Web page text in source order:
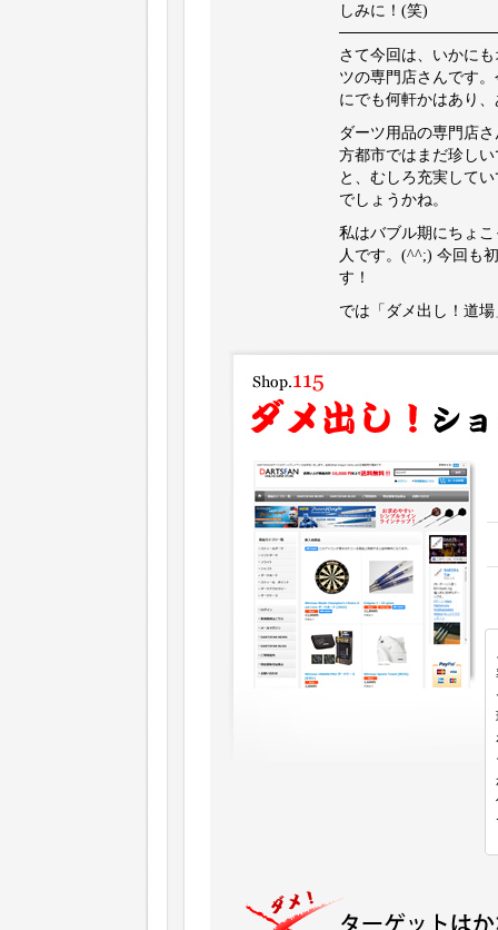
しみに！(笑)
さて今回は、いかに
ツの専門店さんです
にでも何軒かはあり
ダーツ用品の専門店
方都市ではまだ珍し
と、むしろ充実して
でしょうかね。
私はバブル期にちょ
人です。(^^;) 今回も
す！
では「ダメ出し！道